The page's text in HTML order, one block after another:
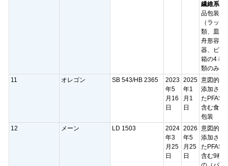
繊維系食
品包装
（ラップ
類、皿、
舟形容
器、ピザ
箱の4 種
類のみ）
11
オレゴン SB 543/HB 2365
2023
年5
月16
日
2025
年1
月1
日
意図的に
添加され
たPFASを
含む食品
包装
12
メーン LD 1503
2024
年3
月25
日
2026
年5
月25
日
意図的に
添加され
たPFASを
含む9種